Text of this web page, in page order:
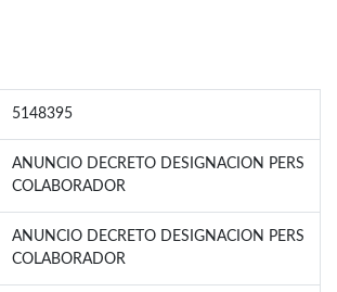
5148395
ANUNCIO DECRETO DESIGNACION PERS
COLABORADOR
ANUNCIO DECRETO DESIGNACION PERS
COLABORADOR